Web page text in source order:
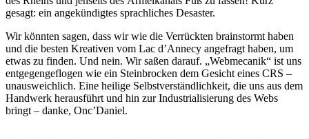
gesagt: ein angekündigtes sprachliches Desaster.
Wir könnten sagen, dass wir wie die Verrückten brainstormt haben
und die besten Kreativen vom Lac d’Annecy angefragt haben, um
etwas zu finden. Und nein. Wir saßen darauf. „Webmecanik“ ist uns
entgegengeflogen wie ein Steinbrocken dem Gesicht eines CRS –
unausweichlich. Eine heilige Selbstverständlichkeit, die uns aus dem
Handwerk herausführt und hin zur Industrialisierung des Webs
bringt – danke, Onc’Daniel.